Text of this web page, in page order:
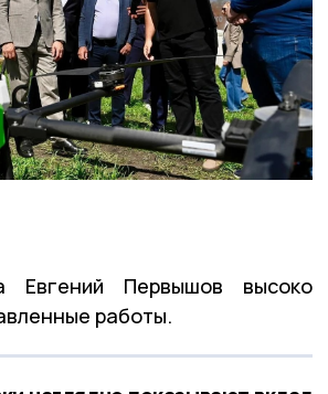
Евгений Первышов высоко
работы.